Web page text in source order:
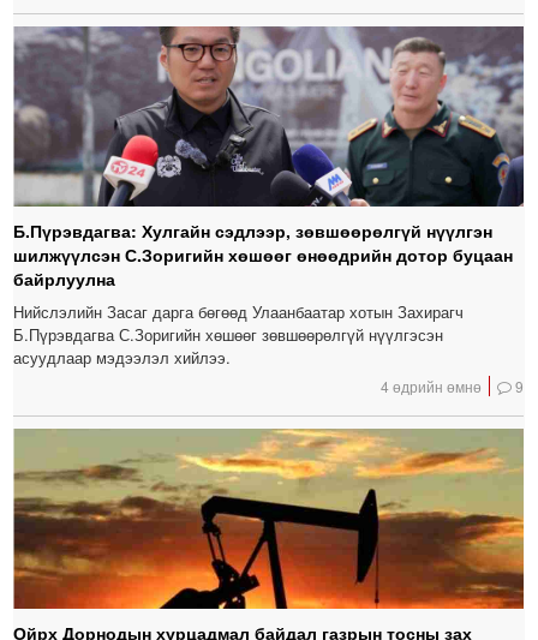
Б.Пүрэвдагва: Хулгайн сэдлээр, зөвшөөрөлгүй нүүлгэн
шилжүүлсэн С.Зоригийн хөшөөг өнөөдрийн дотор буцаан
байрлуулна
Нийслэлийн Засаг дарга бөгөөд Улаанбаатар хотын Захирагч
Б.Пүрэвдагва С.Зоригийн хөшөөг зөвшөөрөлгүй нүүлгэсэн
асуудлаар мэдээлэл хийлээ.
4 өдрийн өмнө 9
Ойрх Дорнодын хурцадмал байдал газрын тосны зах